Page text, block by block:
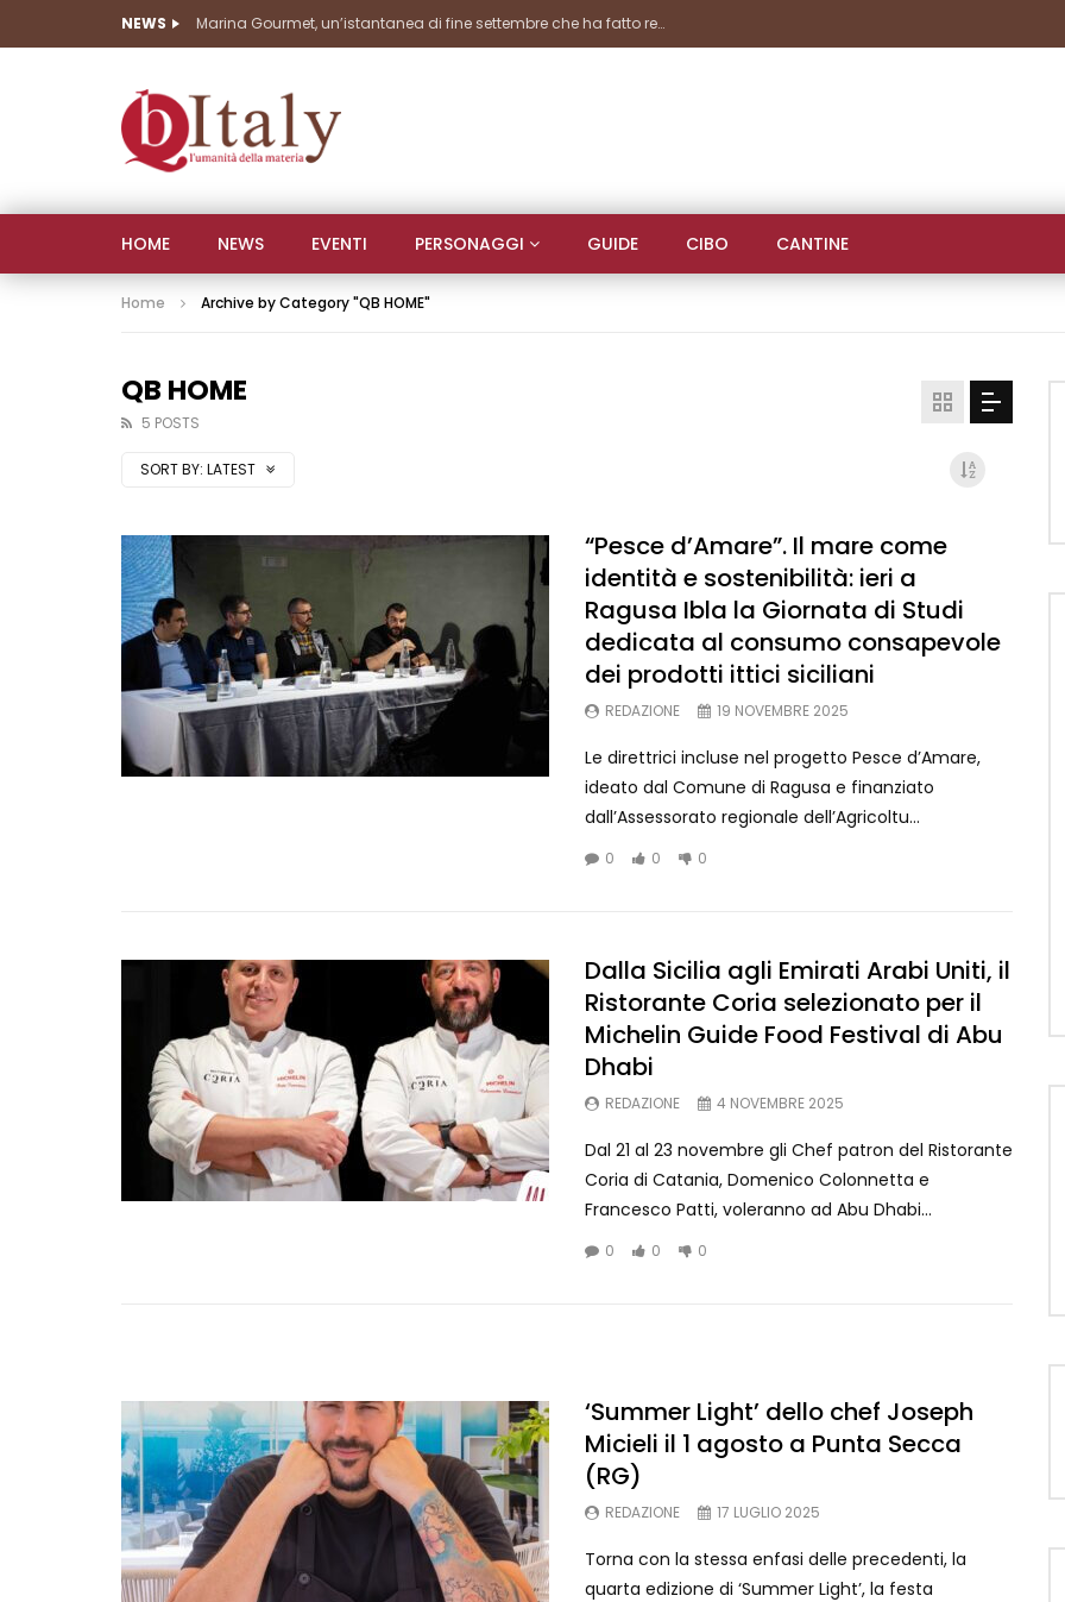
NEWS Marina Gourmet, seconda giornata di grandi presenze
HOME NEWS EVENTI PERSONAGGI GUIDE CIBO CANTINE
Home Archive by Category "QB HOME"
QB HOME
5 POSTS
SORT BY: LATEST
“Pesce d’Amare”. Il mare come
identità e sostenibilità: ieri a
Ragusa Ibla la Giornata di Studi
dedicata al consumo consapevole
dei prodotti ittici siciliani
REDAZIONE 19 NOVEMBRE 2025
Le direttrici incluse nel progetto Pesce d’Amare,
ideato dal Comune di Ragusa e finanziato
dall’Assessorato regionale dell’Agricoltu...
0 0 0
Dalla Sicilia agli Emirati Arabi Uniti, il
Ristorante Coria selezionato per il
Michelin Guide Food Festival di Abu
Dhabi
REDAZIONE 4 NOVEMBRE 2025
Dal 21 al 23 novembre gli Chef patron del Ristorante
Coria di Catania, Domenico Colonnetta e
Francesco Patti, voleranno ad Abu Dhabi...
0 0 0
‘Summer Light’ dello chef Joseph
Micieli il 1 agosto a Punta Secca
(RG)
REDAZIONE 17 LUGLIO 2025
Torna con la stessa enfasi delle precedenti, la
quarta edizione di ‘Summer Light’, la festa